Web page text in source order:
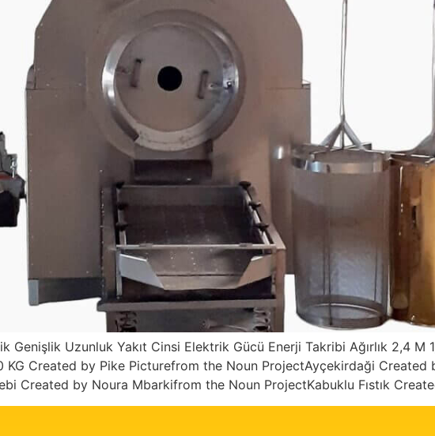
Genişlik Uzunluk Yakıt Cinsi Elektrik Gücü Enerji Takribi Ağırlık 2,4 M
KG Created by Pike Picturefrom the Noun ProjectAyçekirdaği Created
Created by Noura Mbarkifrom the Noun ProjectKabuklu Fıstık